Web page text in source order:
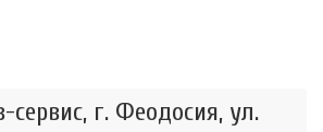
сервис, г. Феодосия, ул.